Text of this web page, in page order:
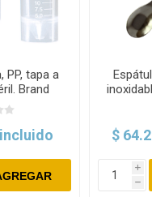
PP, tapa a
Brand
$
i
h